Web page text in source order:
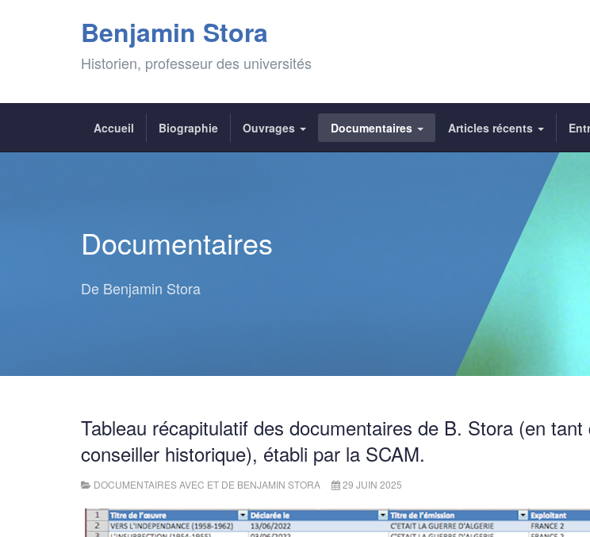
Benjamin Stora
Historien, professeur des universités
Accueil Biographie Ouvrages Documentaires Articles récents
Documentaires
De Benjamin Stora
Tableau récapitulatif des documentaires de B. Stora (en
conseiller historique), établi par la SCAM.
DOCUMENTAIRES AVEC ET DE BENJAMIN STORA 29 JUIN 2025